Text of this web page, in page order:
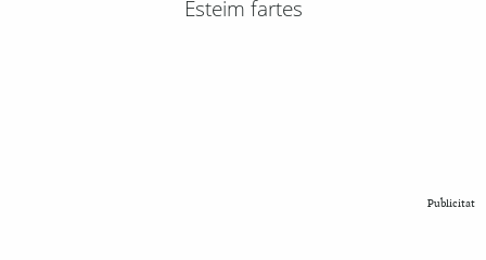
Esteim fartes
Publicitat